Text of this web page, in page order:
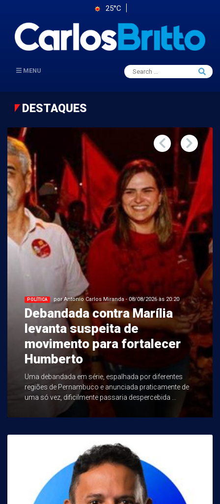
25°C
MENU
Search
for:
Search
DESTAQUES
POLÍTICA por Antonio Carlos Miranda - 08/08/2026 às 20:20
Debandada contra Marília
levanta suspeita de
movimento para fortalecer
Humberto
Uma debandada em série, espalhada por diferentes
regiões de Pernambuco e anunciada praticamente de
uma só vez, dificilmente passaria despercebida ...